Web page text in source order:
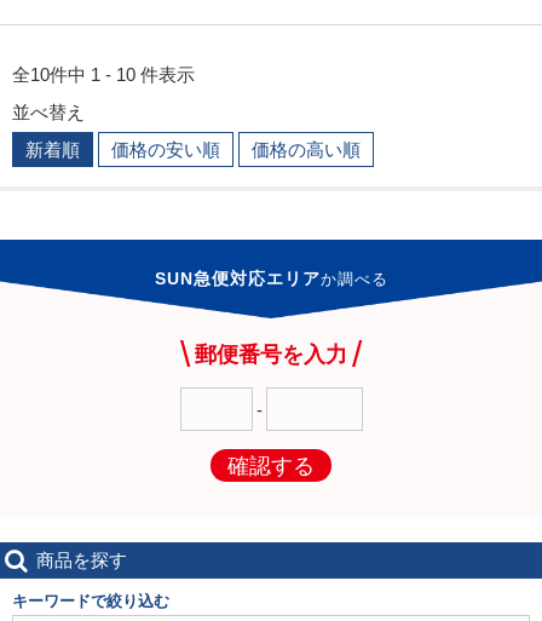
全10件中 1 - 10 件表示
並べ替え
新着順
価格の安い順 価格の高い順
SUN急便対応エリアか調べる
郵便番号を入力
-
確認する
商品を探す
キーワードで絞り込む